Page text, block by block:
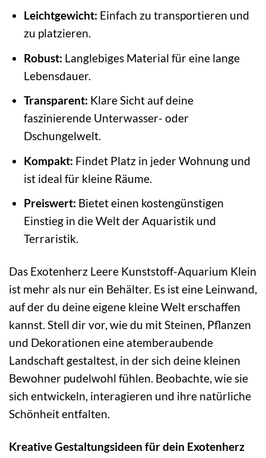
Leichtgewicht: Einfach zu transportieren und
zu platzieren.
Robust: Langlebiges Material für eine lange
Lebensdauer.
Transparent: Klare Sicht auf deine
faszinierende Unterwasser- oder
Dschungelwelt.
Kompakt: Findet Platz in jeder Wohnung und
ist ideal für kleine Räume.
Preiswert: Bietet einen kostengünstigen
Einstieg in die Welt der Aquaristik und
Terraristik.
Das Exotenherz Leere Kunststoff-Aquarium Klein
ist mehr als nur ein Behälter. Es ist eine Leinwand,
auf der du deine eigene kleine Welt erschaffen
kannst. Stell dir vor, wie du mit Steinen, Pflanzen
und Dekorationen eine atemberaubende
Landschaft gestaltest, in der sich deine kleinen
Bewohner pudelwohl fühlen. Beobachte, wie sie
sich entwickeln, interagieren und ihre natürliche
Schönheit entfalten.
Kreative Gestaltungsideen für dein Exotenherz